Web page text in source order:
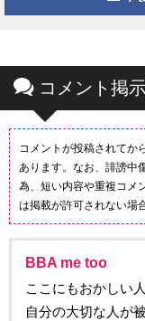
コメント掲
コメントが投稿されてか
あります。なお、誹謗中
為、短い内容や重複コメ
は掲載が許可されない場
BBA me too
ここにもおかしい
自分の大切な人が